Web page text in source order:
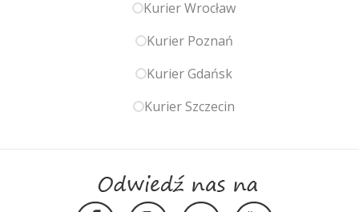
Kurier Wrocław
Kurier Poznań
Kurier Gdańsk
Kurier Szczecin